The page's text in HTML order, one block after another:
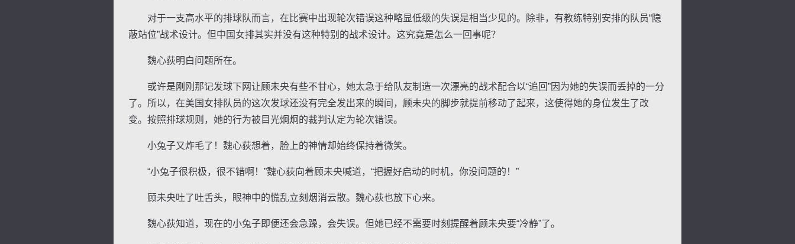
对于一支高水平的排球队而言，在比赛中出现轮次错误这种略显低级的失误是相当少见的。除非，有教练特别安排的队员“隐
蔽站位”战术设计。但中国女排其实并没有这种特别的战术设计。这究竟是怎么一回事呢？
魏心荻明白问题所在。
或许是刚刚那记发球下网让顾未央有些不甘心，她太急于给队友制造一次漂亮的战术配合以“追回”因为她的失误而丢掉的一分
了。所以，在美国女排队员的这次发球还没有完全发出来的瞬间，顾未央的脚步就提前移动了起来，这使得她的身位发生了改
变。按照排球规则，她的行为被目光炯炯的裁判认定为轮次错误。
小兔子又炸毛了！魏心荻想着，脸上的神情却始终保持着微笑。
“小兔子很积极，很不错啊！”魏心荻向着顾未央喊道，“把握好启动的时机，你没问题的！”
顾未央吐了吐舌头，眼神中的慌乱立刻烟消云散。魏心荻也放下心来。
魏心荻知道，现在的小兔子即便还会急躁，会失误。但她已经不需要时刻提醒着顾未央要“冷静”了。